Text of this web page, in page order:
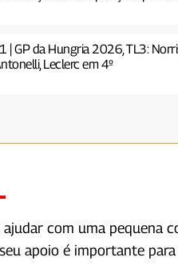
| GP da Hungria 2026, TL3:
Leclerc em 4º
com uma pequena
apoio é importante para